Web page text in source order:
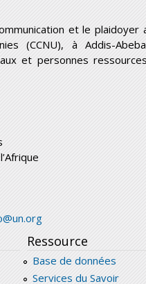
et le
(CCNU), à Addis-
et personnes
Ressource
Base de données
Services du Savoir